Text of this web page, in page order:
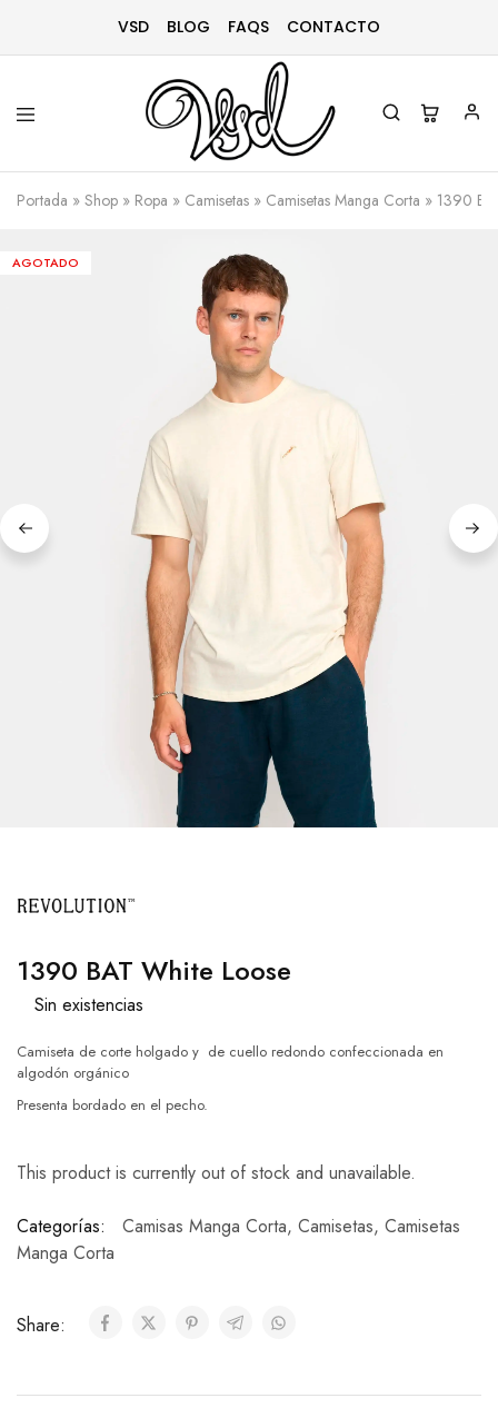
VSD BLOG FAQS CONTACTO
Vsd
Ropa
y
complementos
Portada » Shop » Ropa » Camisetas » Camisetas Manga Corta » 1390
AGOTADO
1390 BAT White Loose
Sin existencias
Camiseta de corte holgado y de cuello redondo confeccionada en
algodón orgánico
Presenta bordado en el pecho.
This product is currently out of stock and unavailable.
Categorías: Camisas Manga Corta, Camisetas, Camisetas
Manga Corta
Share: